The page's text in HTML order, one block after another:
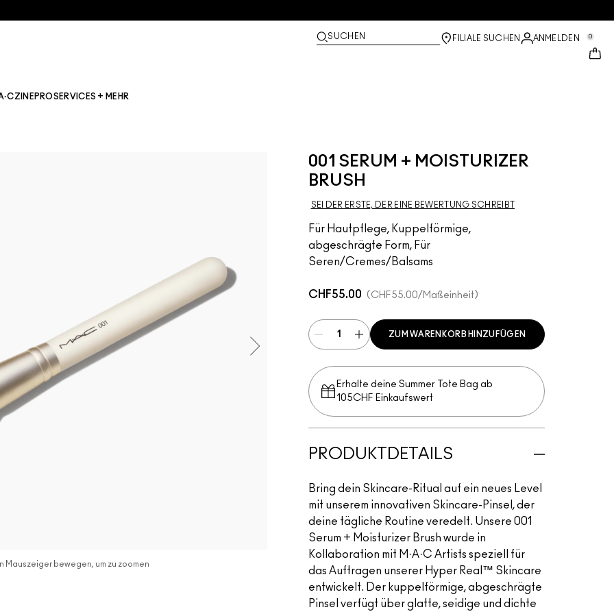
SUCHEN FILIALE SUCHEN ANMELDEN 0
PROSERVICES + MEHR
001 SERUM + MOISTURIZER
BRUSH
SEI DER ERSTE, DER EINE BEWERTUNG SCHREIBT
Für Hautpflege, Kuppelförmige,
abgeschrägte Form, Für
Seren/Cremes/Balsams
Mauszeiger bewegen, um zu zoomen
CHF55.00 CHF55.00/Maßeinheit
ZUM WARENKORB HINZUFÜGEN
Erhalte deine Summer Tote Bag ab
105CHF Einkaufswert​
PRODUKTDETAILS
Bring dein Skincare-Ritual auf ein neues Level
mit unserem innovativen Skincare-Pinsel, der
deine tägliche Routine veredelt. Unsere 001
Serum + Moisturizer Brush wurde in
Kollaboration mit M·A·C Artists speziell für
das Auftragen unserer Hyper Real™ Skincare
entwickelt. Der kuppelförmige, abgeschrägte
Pinsel verfügt über glatte, seidige und dichte